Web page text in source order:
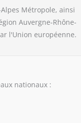
Métropole, ainsi
Auvergne-Rhône-
l'Union européenne.
nationaux :